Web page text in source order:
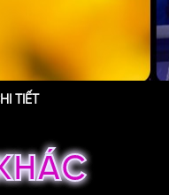
TIẾT